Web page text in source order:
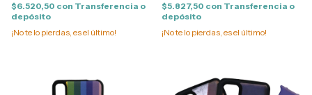
$6.520,50 con Transferencia o
depósito
¡No te lo pierdas, es el último!
$5.827,50 con Transferencia o
depósito
¡No te lo pierdas, es el último!